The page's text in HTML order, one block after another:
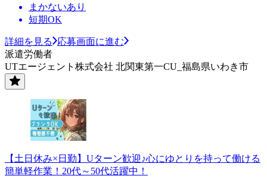
まかないあり
短期OK
詳細を見る
応募画面に進む
派遣労働者
UTエージェント株式会社 北関東第一CU_福島県いわき市
【土日休み×日勤】Uターン歓迎♪心にゆとりを持って働ける
簡単軽作業！20代～50代活躍中！